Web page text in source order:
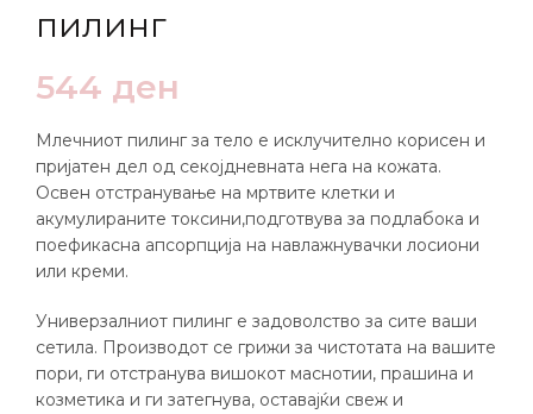
пилинг
544 ден
Млечниот пилинг за тело е исклучително корисен и
пријатен дел од секојдневната нега на кожата.
Освен отстранување на мртвите клетки и
акумулираните токсини,подготвува за подлабока и
поефикасна апсорпција на навлажнувачки лосиони
или креми.
Универзалниот пилинг е задоволство за сите ваши
сетила. Производот се грижи за чистотата на вашите
пори, ги отстранува вишокот маснотии, прашина и
козметика и ги затегнува, оставајќи свеж и